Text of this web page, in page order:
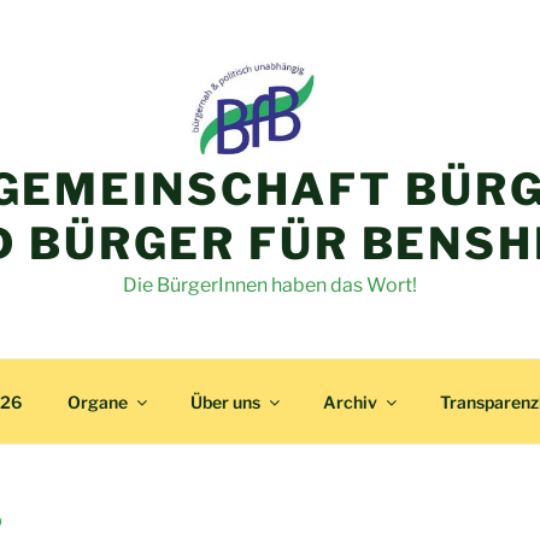
BÜRGER FÜR
Die BürgerInnen haben das Wort!
Organe Über uns Archiv